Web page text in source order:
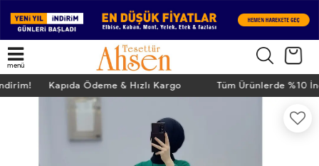
menü
Kapıda Ödeme & Hızlı Kargo Tüm Ürünlerde %10